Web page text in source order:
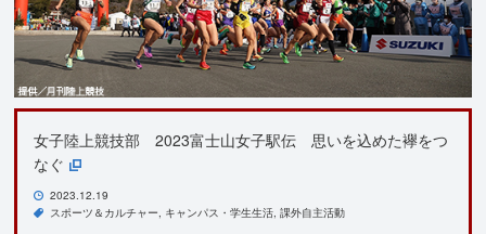
女子陸上競技部 2023富士山女子駅伝 思いを込めた襷をつ
なぐ
2023.12.19
スポーツ＆カルチャー キャンパス・学生生活 課外自主活動